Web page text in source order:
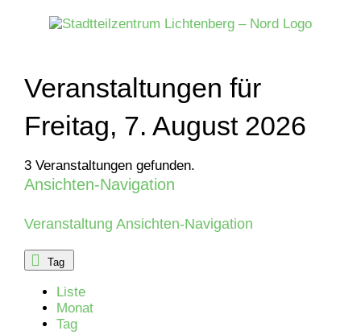
Veranstaltungen für
Freitag, 7. August 2026
3 Veranstaltungen gefunden.
Veranstaltungen
für
Mittwoch,
12.
Ansichten-Navigation
Veranstaltung Ansichten-Navigation
Tag
Liste
Monat
Tag